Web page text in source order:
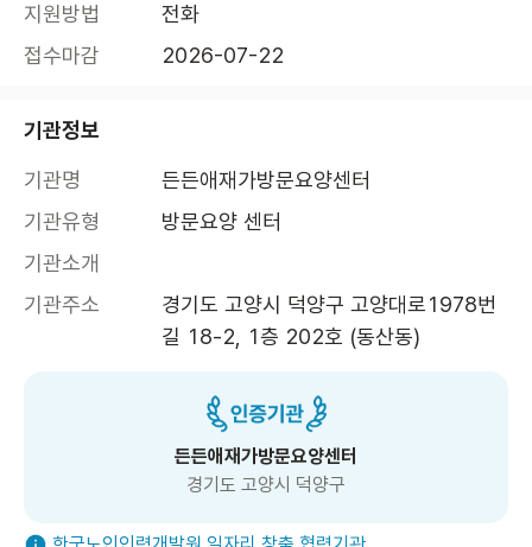
지원방법
전화
접수마감
2026-07-22
기관정보
기관명
든든애재가방문요양센터
기관유형
방문요양 센터
기관소개
기관주소
경기도 고양시 덕양구 고양대로1978번
길 18-2, 1층 202호 (동산동)
든든애재가방문요양센터
경기도 고양시 덕양구